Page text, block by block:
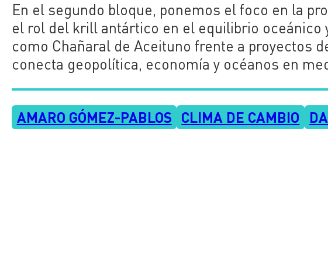
En el segundo bloque, ponemos el foco en la
el rol del krill antártico en el equilibrio oceánico
como Chañaral de Aceituno frente a proyectos
conecta geopolítica, economía y océanos en
AMARO GÓMEZ-PABLOS CLIMA DE CAMBIO